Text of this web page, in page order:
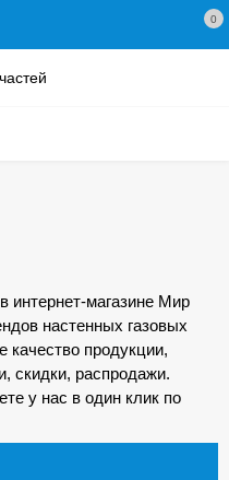
0
интернет-магазине Мир
настенных газовых
продукции,
скидки, распродажи.
у нас в один клик по